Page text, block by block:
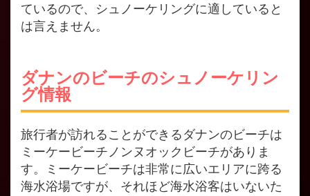
ているので、シュノーケリングに適していると
は言えません。
ダナンのビーチのシュノーケリン
グ情報
旅行者が訪れることができるダナンのビーチは
ミーケービーチノンヌオックビーチがありま
す。ミーケービーチは非常に広いエリアに跨る
海水浴場ですが、それほど海水浴客はいないた